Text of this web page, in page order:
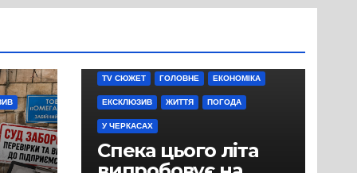
TV СЮЖЕТ ГОЛОВНЕ ЕКОНОМІКА
ЕКСКЛЮЗИВ ЖИТТЯ ПОГОДА
У ЧЕРКАСАХ
Спека цього літа